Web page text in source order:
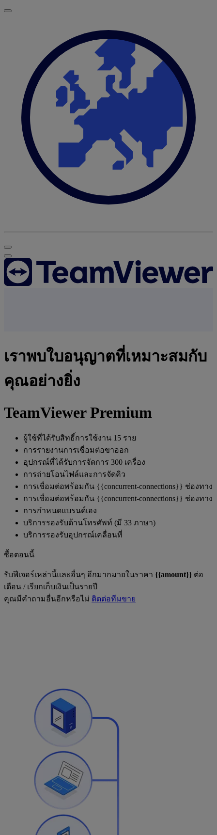
เราพบใบอนุญาตที่เหมาะสมกับ
คุณอย่างยิ่ง
TeamViewer Premium
ผู้ใช้ที่ได้รับสิทธิ์การใช้งาน 15 ราย
การรายงานการเชื่อมต่อขาออก
อุปกรณ์ที่ได้รับการจัดการ 300 เครื่อง
การถ่ายโอนไฟล์และการจัดคิว
การเชื่อมต่อพร้อมกัน {{concurrent-connections}} ช่องทาง
การเชื่อมต่อพร้อมกัน {{concurrent-connections}} ช่องทาง
การกำหนดแบรนด์เอง
บริการรองรับด้านโทรศัพท์ (มี 33 ภาษา)
บริการรองรับอุปกรณ์เคลื่อนที่
ซื้อตอนนี้
รับฟีเจอร์เหล่านี้และอื่นๆ อีกมากมายในราคา {{amount}} ต่อ
เดือน / เรียกเก็บเงินเป็นรายปี
คุณมีคำถามอื่นอีกหรือไม่ ติดต่อทีมขาย